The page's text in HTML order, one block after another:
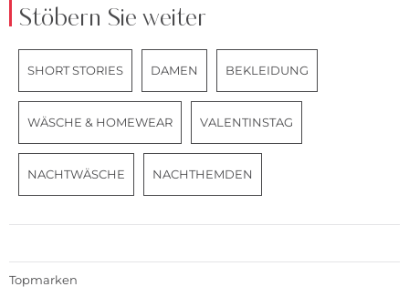
Stöbern Sie weiter
SHORT STORIES DAMEN BEKLEIDUNG
WÄSCHE & HOMEWEAR VALENTINSTAG
NACHTWÄSCHE NACHTHEMDEN
Topmarken